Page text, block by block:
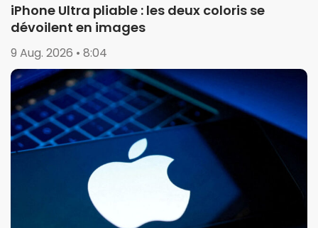
iPhone Ultra pliable : les deux coloris se
dévoilent en images
9 Aug. 2026 • 8:04